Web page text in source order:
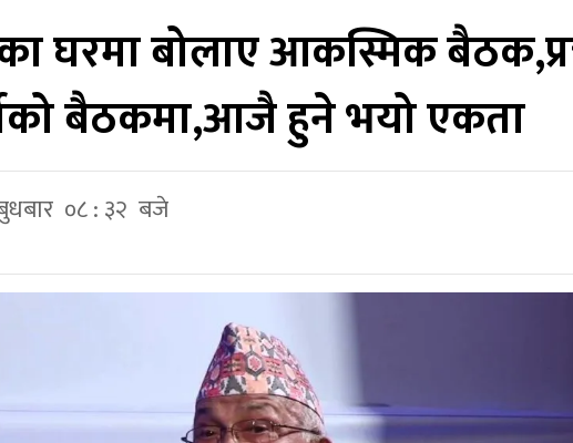
घरमा बोलाए आकस्मिक
बैठकमा,आजै हुने भयो एकता
०८ : ३२ बजे